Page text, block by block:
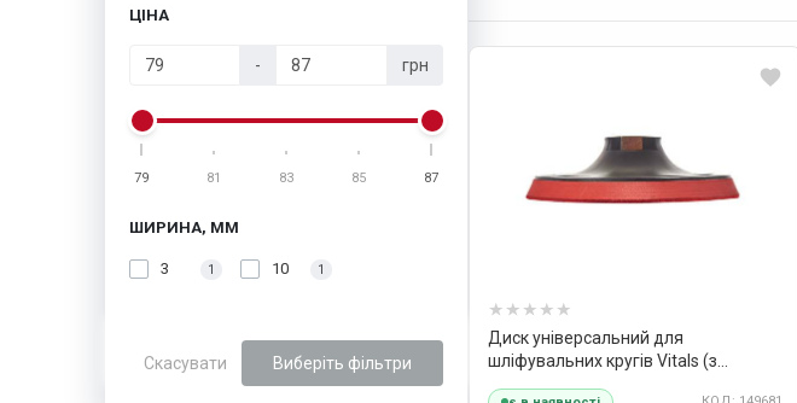
ЦІНА
- грн
79 81 83 85 87
ШИРИНА, ММ
3 1 10 1
Скасувати Виберіть фільтри
Диск універсальний для
шліфувальних кругів Vitals (з